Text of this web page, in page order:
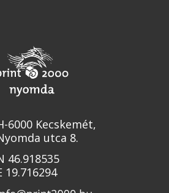
6000 Kecskemét,
utca 8.
46.918535
19.716294